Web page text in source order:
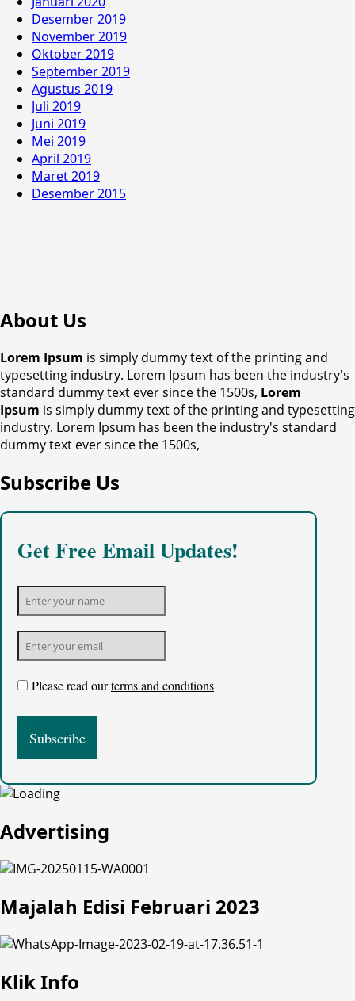
Desember 2019
November 2019
Oktober 2019
September 2019
Agustus 2019
Juli 2019
Juni 2019
Mei 2019
April 2019
Maret 2019
Desember 2015
About Us
Lorem Ipsum is simply dummy text of the printing and
typesetting industry. Lorem Ipsum has been the industry's
standard dummy text ever since the 1500s, Lorem
Ipsum is simply dummy text of the printing and typesetting
industry. Lorem Ipsum has been the industry's standard
dummy text ever since the 1500s,
Subscribe Us
Get Free Email Updates!
Please read ourterms and conditions
Advertising
Majalah Edisi Februari 2023
Klik Info